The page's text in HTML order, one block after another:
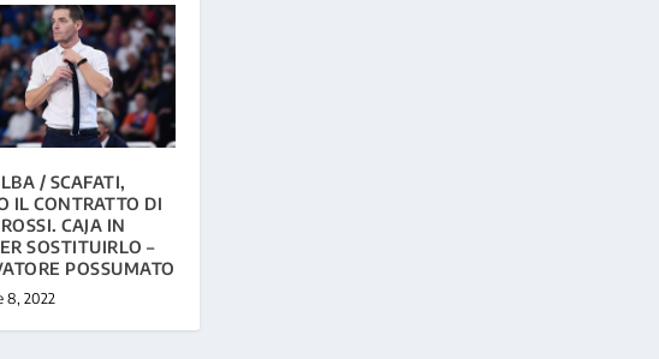
/ SCAFATI,
IL CONTRATTO DI
CAJA IN
SOSTITUIRLO –
POSSUMATO
8, 2022